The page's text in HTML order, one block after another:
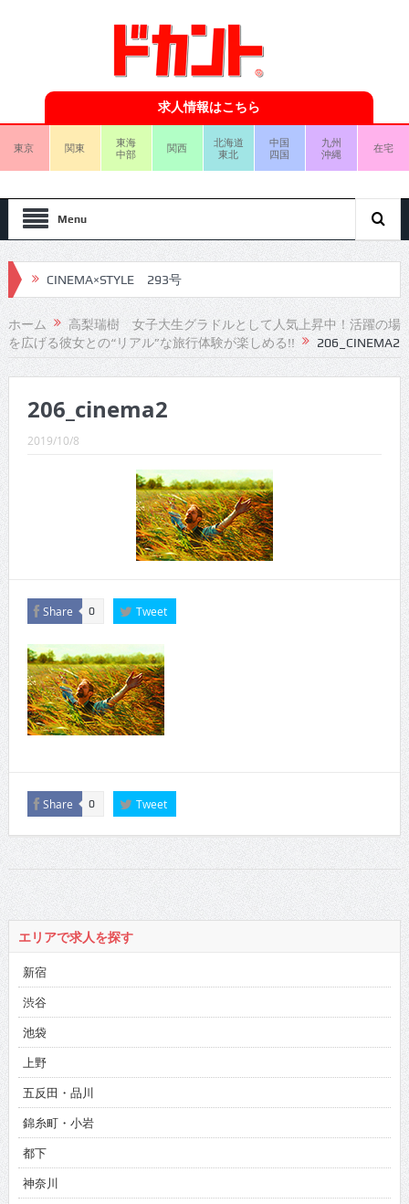
求人情報はこちら
東京 関東
東海
中部
関西
北海道
東北
中国
四国
九州
沖縄
在宅
Menu
CINEMA×STYLE 293号
CINEMA×STYLE 292号
CINEMA×STYLE 291号
CINEMA×STYLE 289号
CINEMA×STYLE 287号
CINEMA×STYLE 286号
CINEMA×STYLE 285号
ホーム
高梨瑞樹 女子大生グラドルとして人気上昇中！活躍の場
を広げる彼女との“リアル”な旅行体験が楽しめる!!
206_CINEMA2
206_cinema2
2019/10/8
Share 0 Tweet
Share 0 Tweet
エリアで求人を探す
新宿
渋谷
池袋
上野
五反田・品川
錦糸町・小岩
都下
神奈川